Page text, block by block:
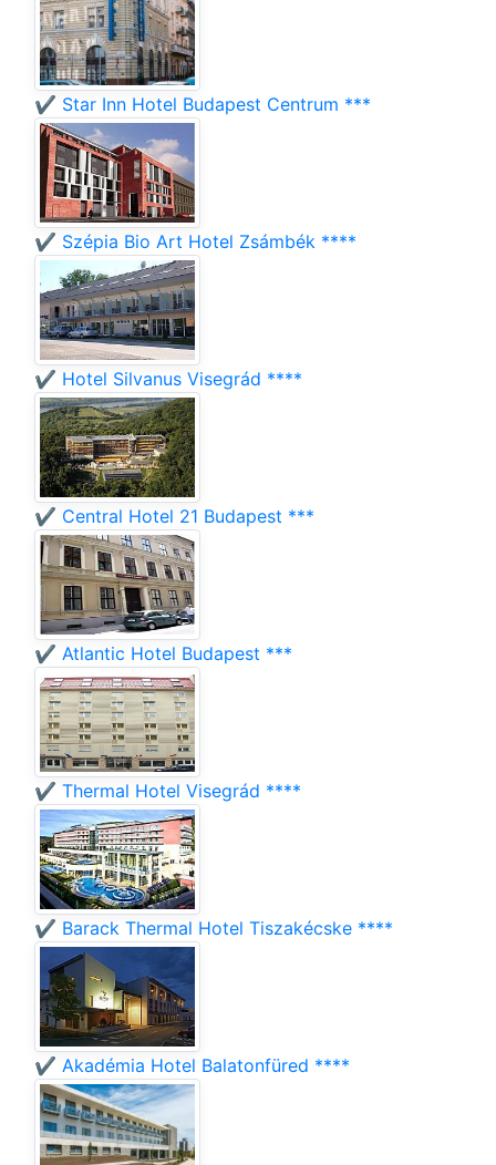
✔️ Star Inn Hotel Budapest Centrum ***
✔️ Szépia Bio Art Hotel Zsámbék ****
✔️ Hotel Silvanus Visegrád ****
✔️ Central Hotel 21 Budapest ***
✔️ Atlantic Hotel Budapest ***
✔️ Thermal Hotel Visegrád ****
✔️ Barack Thermal Hotel Tiszakécske ****
✔️ Akadémia Hotel Balatonfüred ****